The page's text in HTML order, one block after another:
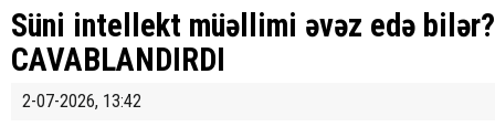
Süni intellekt müəllimi əvəz edə
CAVABLANDIRDI
2-07-2026, 13:42